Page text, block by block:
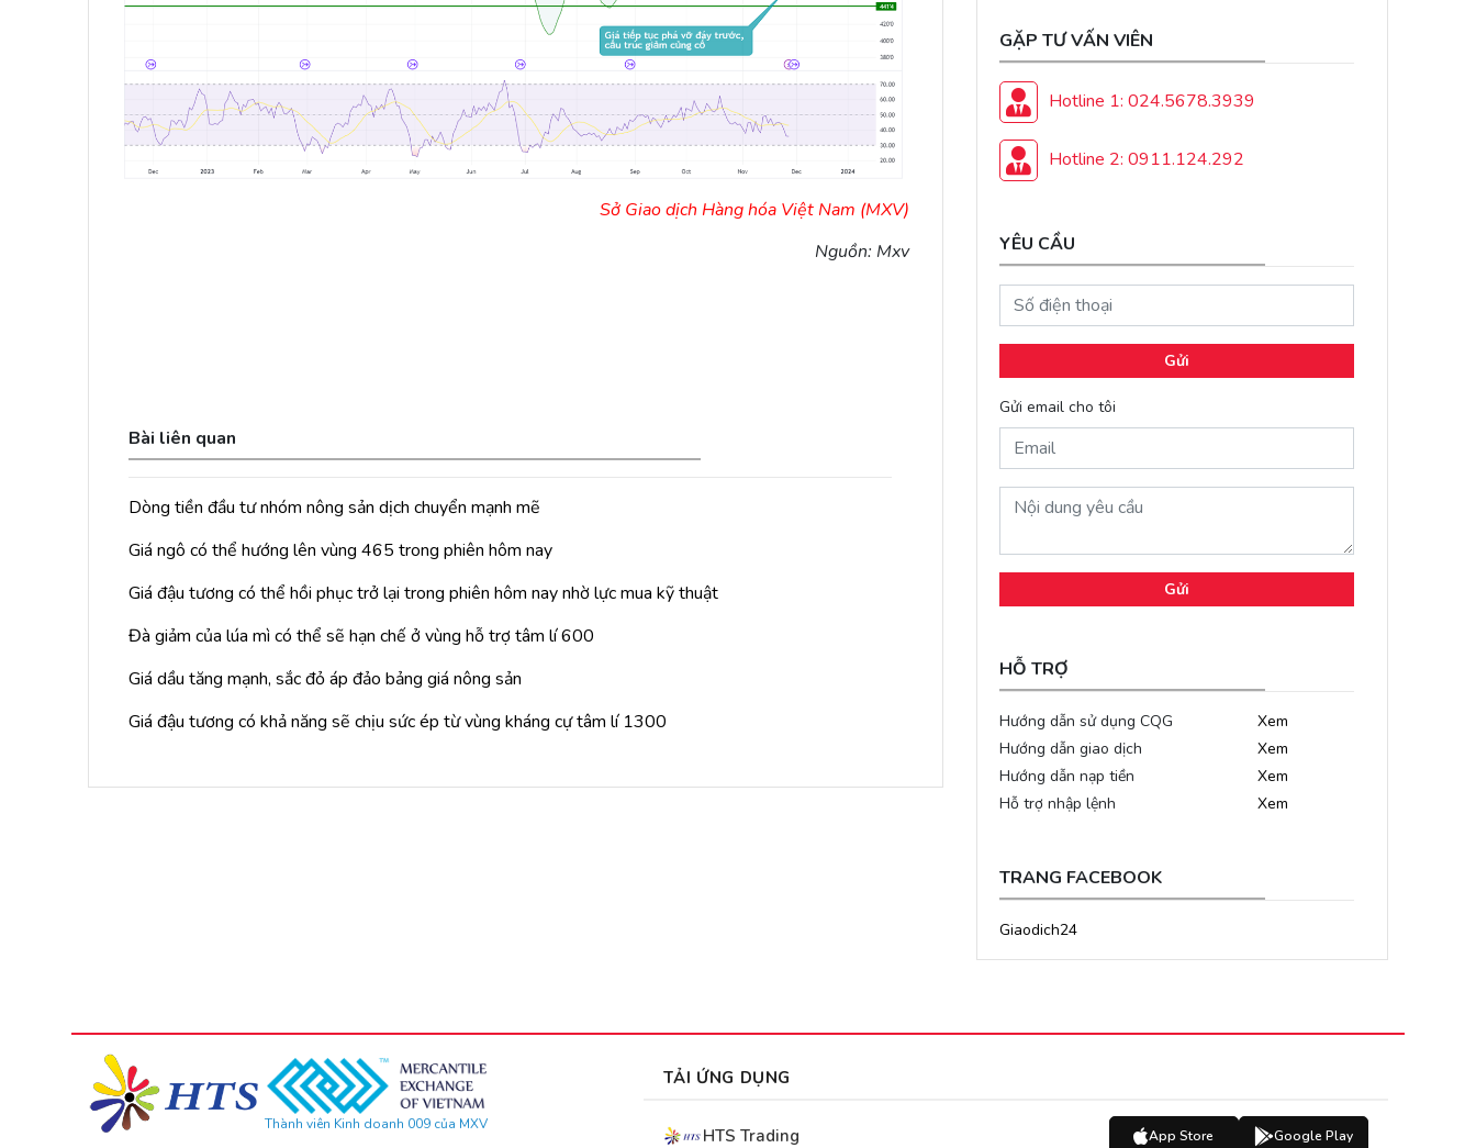
Sở Giao dịch Hàng hóa Việt Nam (MXV)
Nguồn: Mxv
Bài liên quan
Dòng tiền đầu tư nhóm nông sản dịch chuyển mạnh mẽ
Giá ngô có thể hướng lên vùng 465 trong phiên hôm nay
Giá đậu tương có thể hồi phục trở lại trong phiên hôm nay nhờ lực mua kỹ thuật
Đà giảm của lúa mì có thể sẽ hạn chế ở vùng hỗ trợ tâm lí 600
Giá dầu tăng mạnh, sắc đỏ áp đảo bảng giá nông sản
Giá đậu tương có khả năng sẽ chịu sức ép từ vùng kháng cự tâm lí 1300
GẶP TƯ VẤN VIÊN
Hotline 1: 024.5678.3939
Hotline 2: 0911.124.292
YÊU CẦU
Gửi
Gửi email cho tôi
Gửi
HỖ TRỢ
Hướng dẫn sử dụng CQG
Xem
Hướng dẫn giao dịch
Xem
Hướng dẫn nạp tiền
Xem
Hỗ trợ nhập lệnh
Xem
TRANG FACEBOOK
Giaodich24
Thành viên Kinh doanh 009 của MXV
TẢI ỨNG DỤNG
HTS Trading App Store Google Play